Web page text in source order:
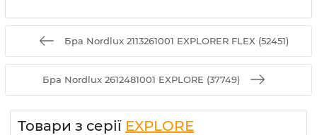
Бра Nordlux 2113261001 EXPLORER FLEX (52451)
Бра Nordlux 2612481001 EXPLORE (37749)
Товари з серії EXPLORE